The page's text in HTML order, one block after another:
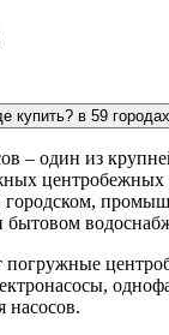
купить? в 59
– один из
центробежных
городском,
бытовом
насосов.